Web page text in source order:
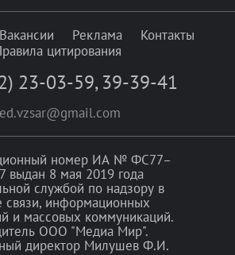
Вакансии Реклама
Контакты
цитирования
23-03-59, 39-39-41
номер ИА № ФС77–
выдан 8 мая 2019 года
службой по надзору в
связи, информационных
и массовых коммуникаций.
ООО "Медиа Мир".
директор Милушев Ф.И.